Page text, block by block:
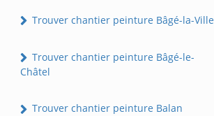
Trouver chantier peinture Bâgé-la-Ville
Trouver chantier peinture Bâgé-le-
Châtel
Trouver chantier peinture Balan